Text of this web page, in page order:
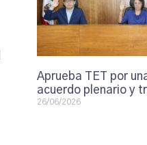
Aprueba TET por
acuerdo plenario y
26/06/2026